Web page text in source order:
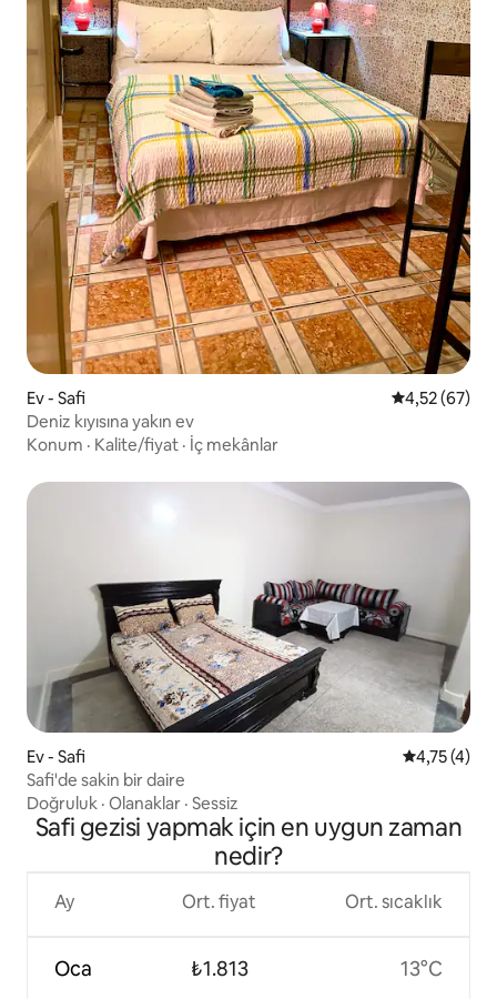
Ev - Safi 5 üzerinden
4,52 (67)
Deniz kıyısına yakın ev
Konum · Kalite/fiyat · İç mekânlar
Ev - Safi 54,75 (4)
Safi'de sakin bir daire
Doğruluk · Olanaklar · Sessiz
Safi gezisi yapmak için en uygun zaman
nedir?
Ay
Oca
Ort. fiyat
₺1.813
Ort. sıcaklık
13°C